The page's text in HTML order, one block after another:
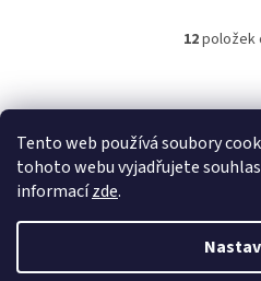
Tento web používá soubory
tohoto webu vyjadřujete
informacízde.
O
á
d
a
c
v
12položek
á